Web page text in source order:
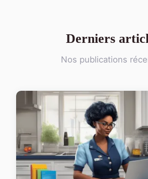
Derniers
Nos publications